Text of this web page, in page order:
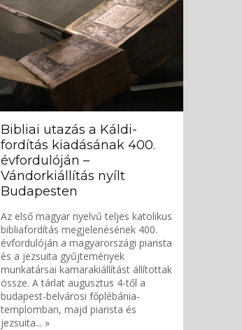
Bibliai utazás a Káldi-
fordítás kiadásának 400.
évfordulóján –
Vándorkiállítás nyílt
Budapesten
Az első magyar nyelvű teljes katolikus
bibliafordítás megjelenésének 400.
évfordulóján a magyarországi piarista
és a jezsuita gyűjtemények
munkatársai kamarakiállítást állítottak
össze. A tárlat augusztus 4-től a
budapest-belvárosi főplébánia-
templomban, majd piarista és
jezsuita... »